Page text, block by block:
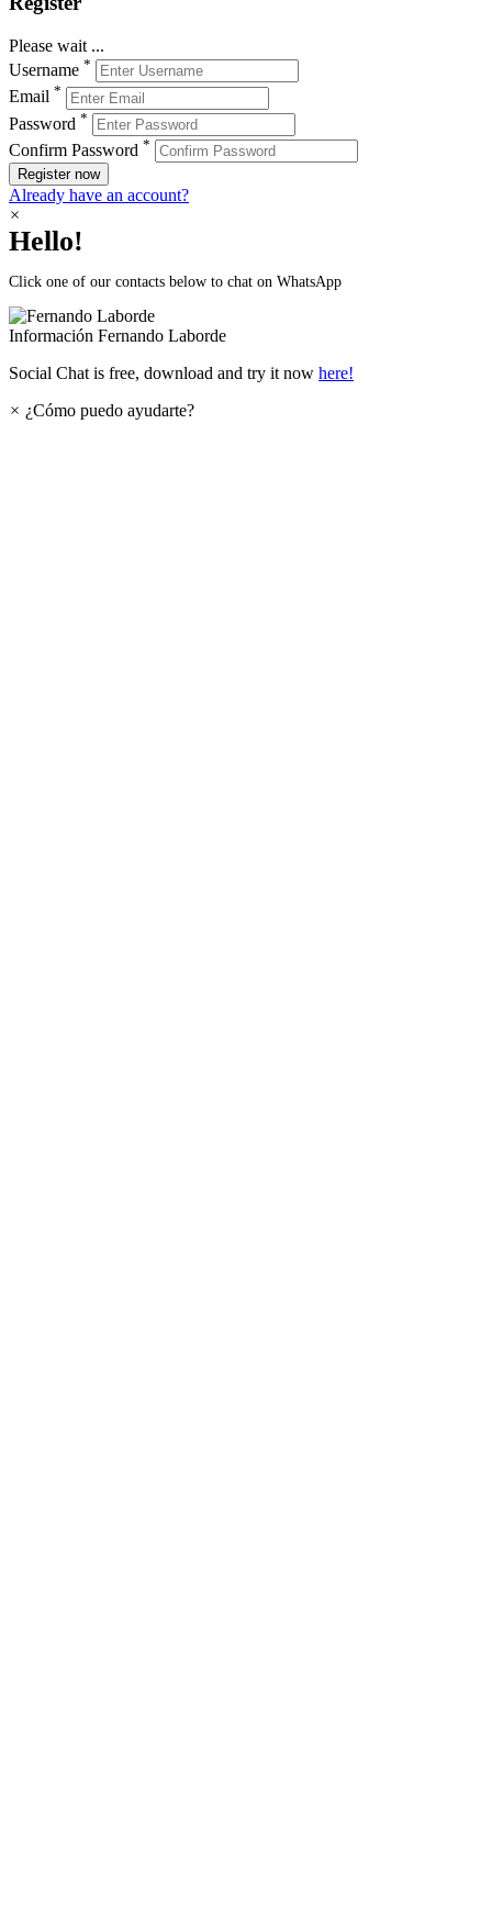
Please wait ...
Username *
Email *
Password *
Confirm Password *
Register now
Already have an account?
×
Hello!
Click one of our contacts below to chat on WhatsApp
Información Fernando Laborde
Social Chat is free, download and try it now here!
× ¿Cómo puedo ayudarte?